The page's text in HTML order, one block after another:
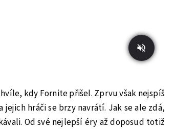
kdy Fornite přišel. Zprvu však nejspíš
hráči se brzy navrátí. Jak se ale zdá,
Od své nejlepší éry až doposud totiž